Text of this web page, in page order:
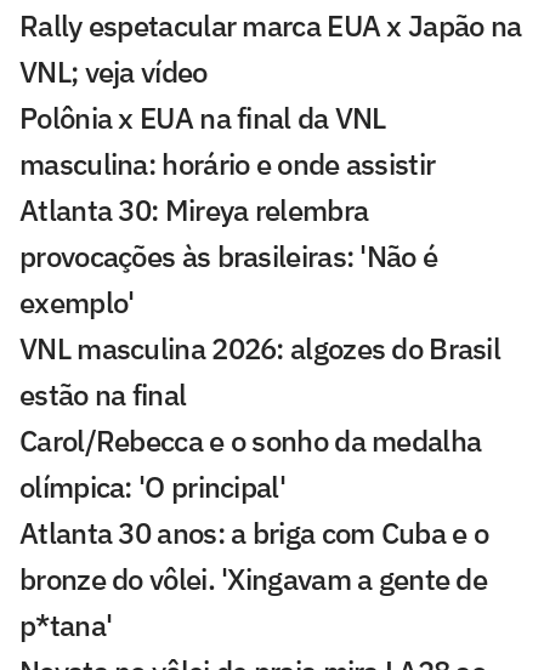
Rally espetacular marca EUA x Japão na
VNL; veja vídeo
Polônia x EUA na final da VNL
masculina: horário e onde assistir
Atlanta 30: Mireya relembra
provocações às brasileiras: 'Não é
exemplo'
VNL masculina 2026: algozes do Brasil
estão na final
Carol/Rebecca e o sonho da medalha
olímpica: 'O principal'
Atlanta 30 anos: a briga com Cuba e o
bronze do vôlei. 'Xingavam a gente de
p*tana'